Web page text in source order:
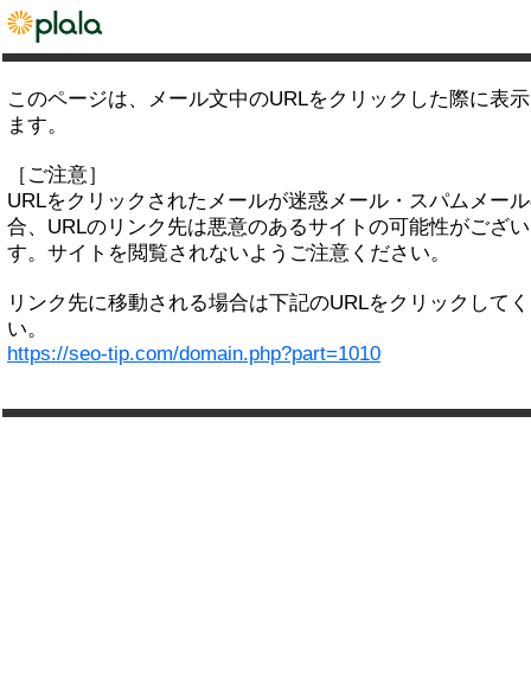
このページは、メール文中のURLをクリックした際に表
ます。
［ご注意］
URLをクリックされたメールが迷惑メール・スパムメー
合、URLのリンク先は悪意のあるサイトの可能性がござ
す。サイトを閲覧されないようご注意ください。
リンク先に移動される場合は下記のURLをクリックして
い。
https://seo-tip.com/domain.php?part=1010